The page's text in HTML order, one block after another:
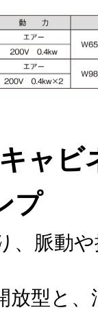
ャビ
プ
、脈動
放型と